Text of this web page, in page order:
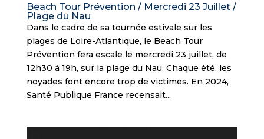
Beach Tour Prévention / Mercredi 23 Juillet /
Plage du Nau
Dans le cadre de sa tournée estivale sur les
plages de Loire-Atlantique, le Beach Tour
Prévention fera escale le mercredi 23 juillet, de
12h30 à 19h, sur la plage du Nau. Chaque été, les
noyades font encore trop de victimes. En 2024,
Santé Publique France recensait...